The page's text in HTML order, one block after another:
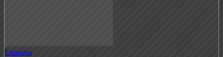
Empresa